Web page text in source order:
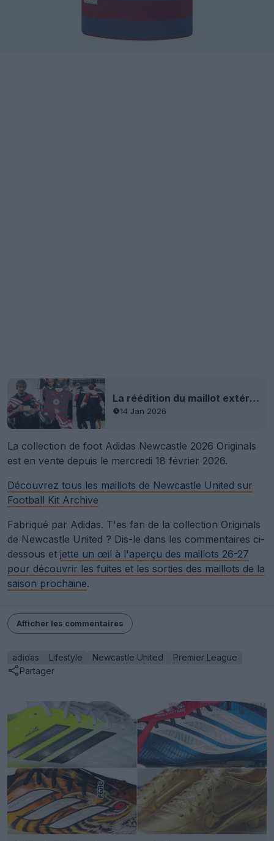
La réédition du maillot extérieur et la collection Adidas Newcastle United 1995 sont disponibles dès maintenant
14 Jan 2026
La collection de foot Adidas Newcastle 2026 Originals
est en vente depuis le mercredi 18 février 2026.
Découvrez tous les maillots de Newcastle United sur
Football Kit Archive
Fabriqué par Adidas. T'es fan de la collection Originals
de Newcastle United ? Dis-le dans les commentaires ci-
dessous et jette un œil à l'aperçu des maillots 26-27
pour découvrir les fuites et les sorties des maillots de la
saison prochaine.
Afficher les commentaires
adidas Lifestyle Newcastle United
Premier League
Partager